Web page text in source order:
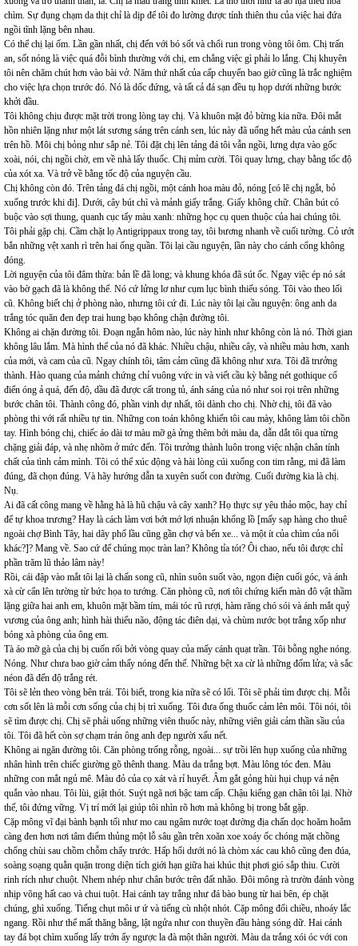
chìm. Sự đụng chạm da thịt chỉ là dịp để tôi đo lường được tính thiên thu của việc hai đứa
ngồi tĩnh lặng bên nhau.
Có thể chị lại ốm. Lần gần nhất, chị đến với bó sốt và chổi run trong vòng tôi ôm. Chị trấn
an, sốt nóng là việc quá đỗi bình thường với chị, em chẳng việc gì phải lo lắng. Chị khuyên
tôi nên chăm chút hơn vào bài vở. Năm thứ nhất của cấp chuyển bao giờ cũng là trắc nghiệm
cho việc lựa chọn trước đó. Nó là dốc đứng, và tất cả đá sạn đều tụ họp dưới những bước
khởi đầu.
Tôi không chịu được mặt trời trong lòng tay chị. Và khuôn mặt đỏ bừng kia nữa. Đôi mắt
hồn nhiên lặng như một lát sương sáng trên cánh sen, lúc này đã uống hết màu của cánh sen
trên hồ. Môi chị bỏng như sắp nẻ. Tôi đặt chị lên tảng đá tôi vẫn ngồi, lưng dựa vào gốc
xoài, nói, chị ngồi chờ, em về nhà lấy thuốc. Chị mỉm cười. Tôi quay lưng, chạy bằng tốc độ
của xót xa. Và trở về bằng tốc độ của nguyện cầu.
Chị không còn đó. Trên tảng đá chị ngồi, một cánh hoa màu đỏ, nóng [có lẽ chị ngắt, bỏ
xuống trước khi đi]. Dưới, cây bút chì và mảnh giấy trắng. Giấy không chữ. Chân bút có
buộc vào sợi thung, quanh cục tẩy màu xanh: những học cụ quen thuộc của hai chúng tôi.
Tôi phải gặp chị. Cầm chặt lọ Antigrippaux trong tay, tôi bương nhanh về cuối tường. Cỏ ướt
bắn những vệt xanh rì trên hai ống quần. Tôi lại cầu nguyện, lần này cho cánh cổng không
đóng.
Lời nguyện của tôi đâm thừa: bản lề đã long; và khung khóa đã sút ốc. Ngay việc ép nó sát
vào bờ gạch đã là không thể. Nó cứ lửng lơ như cụm lục bình thiếu sóng. Tôi vào theo lối
cũ. Không biết chị ở phòng nào, nhưng tôi cứ đi. Lúc này tôi lại cầu nguyện: ông anh da
trắng tóc quăn đen đẹp trai hung bạo không chận đường tôi.
Không ai chặn đường tôi. Đoạn ngắn hôm nào, lúc này hình như không còn là nó. Thời gian
không lâu lắm. Mà hình thể của nó đã khác. Nhiều chậu, nhiều cây, và nhiều màu hơn, xanh
của mới, và cam của cũ. Ngay chính tôi, tâm cảm cũng đã không như xưa. Tôi đã trưởng
thành. Hào quang của mảnh chứng chỉ vuông vức in và viết cầu kỳ bằng nét gothique cổ
điển óng ả quá, đến độ, dầu đã được cất trong tủ, ánh sáng của nó như soi rọi trên những
bước chân tôi. Thành công đó, phần vinh dự nhất, tôi dành cho chị. Nhờ chị, tôi đã vào
phòng thi với rất nhiều tự tin. Những con toán không khiến tôi cau mày, không làm tôi chồn
tay. Hình bóng chị, chiếc áo dài tơ màu mỡ gà ửng thêm bởi màu da, dẫn dắt tôi qua từng
chặng giải đáp, và nhẹ nhõm ở mức đến. Tôi trưởng thành luôn trong việc nhận chân tính
chất của tình cảm mình. Tôi có thể xúc động và hài lòng cúi xuống con tim rằng, mi đã làm
đúng, đã chọn đúng. Và hãy hướng dẫn ta xuyên suốt con đường. Cuối đường kia là chị.
Nụ.
Ai đã cất công mang về hằng hà là hũ chậu và cây xanh? Họ thực sự yêu thảo mộc, hay chỉ
để tự khoa trương? Hay là cách làm vơi bớt mớ lợi nhuận khổng lồ [mấy sạp hàng cho thuê
ngoài chợ Bình Tây, hai dãy phố lầu cũng gần chợ và bến xe... và một ít của chìm của nổi
khác?]? Mang về. Sao cứ để chúng mọc tràn lan? Không tỉa tót? Ôi chao, nếu tôi được chỉ
phần trăm lũ thảo lâm này!
Rồi, cái đập vào mắt tôi lại là chấn song cũ, nhìn suôn suốt vào, ngọn điện cuối góc, và ánh
xà cừ cẩn lên tường từ bức họa to tướng. Căn phòng cũ, nơi tôi chứng kiến màn đô vật thầm
lặng giữa hai anh em, khuôn mặt bầm tím, mái tóc rũ rượi, hàm răng chó sói và ánh mắt quỷ
vương của ông anh; hình hài thiểu não, động tác điên dại, và chùm nước bọt trắng xốp như
bóng xà phòng của ông em.
Tà áo mỡ gà của chị bị cuốn rối bởi vòng quay của mấy cánh quạt trần. Tôi bỗng nghe nóng.
Nóng. Như chưa bao giờ cảm thấy nóng đến thế. Những bệt xa cừ là những đốm lửa; và sắc
néon đã đến độ trắng rét.
Tôi sẽ lẻn theo vòng bên trái. Tôi biết, trong kia nữa sẽ có lối. Tôi sẽ phải tìm được chị. Mỗi
cơn sốt lên là mỗi cơn sống của chị bị trì xuống. Tôi đưa ống thuốc cảm lên môi. Tôi nói, tôi
sẽ tìm được chị. Chị sẽ phải uống những viên thuốc này, những viên giải cảm thần sầu của
tôi. Tôi đã hết còn sợ chạm trán ông anh đẹp người xấu nết.
Không ai ngăn đường tôi. Căn phòng trống rỗng, ngoài... sự trồi lên hụp xuống của những
nhân hình trên chiếc giường gõ thênh thang. Màu da trắng bợt. Màu lông tóc đen. Màu
những con mắt ngủ mê. Màu đỏ của cọ xát và rỉ huyết. Âm gắt gỏng hùi hụi chụp vá nện
quắn vào nhau. Tôi lùi, giật thót. Suýt ngã nơi bậc tam cấp. Chậu kiểng gạn chân tôi lại. Nhờ
thế, tôi đứng vững. Vị trí mới lại giúp tôi nhìn rõ hơn mà không bị trong bắt gặp.
Cặp mông vĩ đại bành bạnh tối như mo cau ngâm nước toạt đường địa chấn dọc hoăm hoẳm
càng đen hơn nơi tâm điểm thủng một lỗ sâu gần trên xoăn xoe xoáy ốc chóng mặt chồng
chổng chùi sau chồm chỗm chẩy trước. Hấp hối dưới nó là chòm xác cau khô cũng đen đúa,
soàng soạng quằn quặn trong diện tích giới hạn giữa hai khúc thịt phơi gió sắp thiu. Cười
rinh rích như chuột. Nhem nhép như chân bước trên đất nhão. Đôi mông rà trườn đánh vòng
nhịp võng hất cao và chui tuột. Hai cánh tay trắng như đá bào bung từ hai bên, ép chặt
chúng, ghì xuống. Tiếng chụt môi ư ứ và tiếng cù nhột nhót. Cặp mông đổi chiều, nhoáy lắc
ngang. Rồi như thể mất thăng bằng, lật ngửa như con thuyền đầu hàng sóng dữ. Hai cánh
tay đá bọt chìm xuống lấy trớn ẩy ngược la đà một thân người. Màu da trắng xói óc với con